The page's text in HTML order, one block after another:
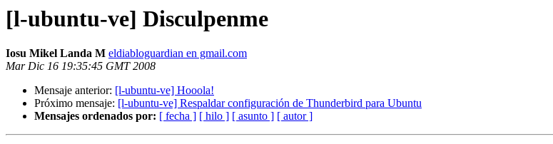
[l-ubuntu-ve] Disculpenme
Iosu Mikel Landa M eldiabloguardian en gmail.com
Mar Dic 16 19:35:45 GMT 2008
Mensaje anterior: [l-ubuntu-ve] Hooola!
Próximo mensaje: [l-ubuntu-ve] Respaldar configuración de Thunderbird para Ubuntu
Mensajes ordenados por: [ fecha ] [ hilo ] [ asunto ] [ autor ]